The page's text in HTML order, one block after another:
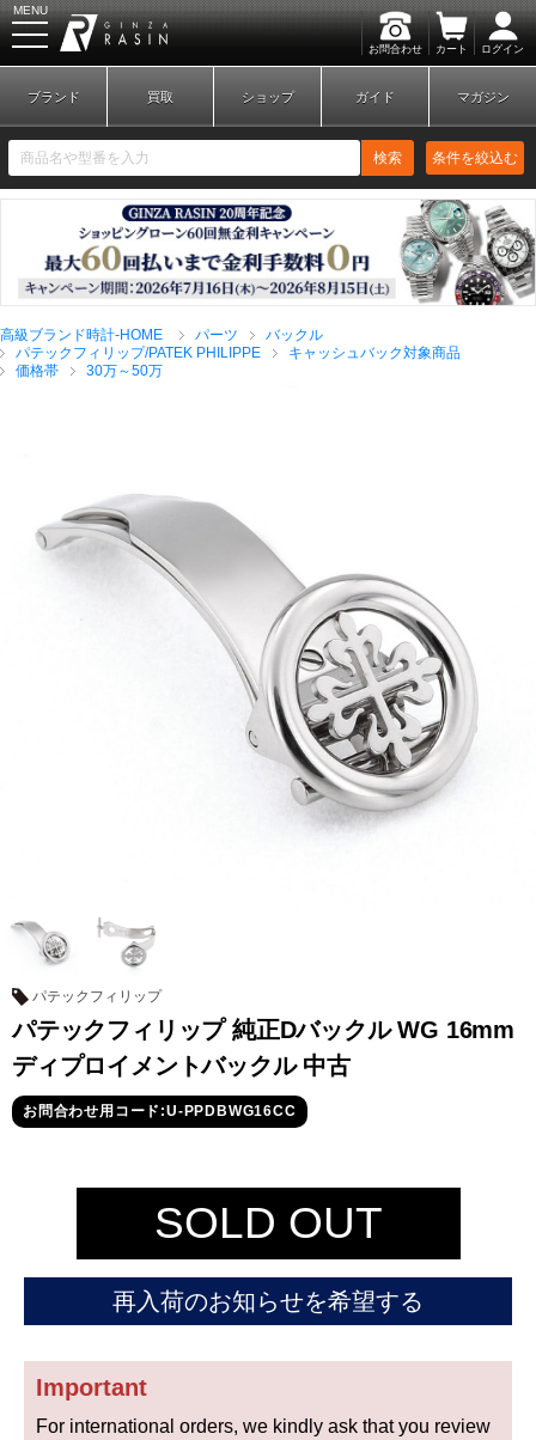
お問合わせ カート ログイン
MENU
新規会員登録 ログイン
ブランドから探す
全てのブランドを見
ロレックス
パテック
フィリップ
グランド
セイコー
オメガ
ヴァシュロン
コンスタンタン
チューダー パネライ
商品の状態から探す
ブランド 買取 ショップ ガイド マガジン
検索 条件を絞込む
高級ブランド時計-HOME パーツ
バックル
パテックフィリップ/PATEK PHILIPPE
キャッシュバック対象商品
価格帯
30万～50万
パテックフィリップ
パテックフィリップ 純正Dバックル WG 16mm
ディプロイメントバックル 中古
お問合わせ用コード:U-PPDBWG16CC
SOLD OUT
再入荷のお知らせを希望する
Important
For international orders, we kindly ask that you review